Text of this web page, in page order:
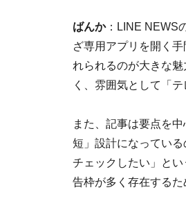
ばんか：LINE NEWS
ざ専用アプリを開く
れられるのが大きな
く、雰囲気として「
また、記事は要点を
短」設計になってい
チェックしたい」と
告枠が多く存在するた